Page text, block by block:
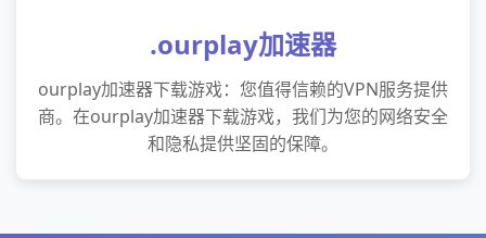
.ourplay加速器
ourplay加速器下载游戏：您值得信赖的VPN服务提供
商。在ourplay加速器下载游戏，我们为您的网络安全
和隐私提供坚固的保障。